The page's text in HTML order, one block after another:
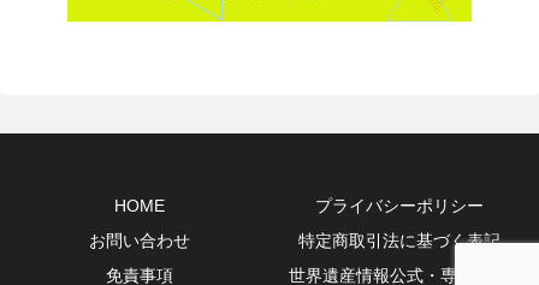
HOME
プライバシーポリシー
お問い合わせ
特定商取引法に基づく表記
免責事項
世界遺産情報公式・専門10選